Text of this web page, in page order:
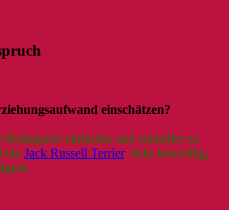
einschätzen?
Bodeguero einfacher und schneller zu
ein Jack Russell Terrier. Sehr lernwillig,